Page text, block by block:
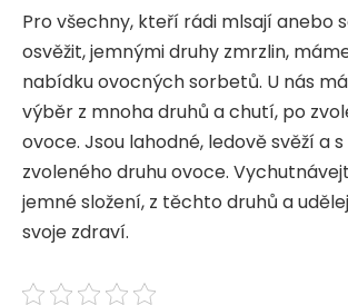
Pro všechny, kteří rádi mlsají anebo
osvěžit, jemnými druhy zmrzlin,
nabídku ovocných sorbetů. U nás
výběr z mnoha druhů a chutí, po
ovoce. Jsou lahodné, ledově svěží a
zvoleného druhu ovoce.
jemné složení, z těchto druhů a
svoje zdraví.